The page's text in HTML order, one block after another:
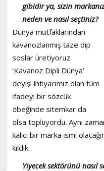
gibidir ya, sizin
neden ve nasıl seçtiniz?
Dünya mutfaklarından
kavanozlanmış taze dip
soslar üretiyoruz.
‘Kavanoz Dipli Dünya’
deyişi ihtiyacımız olan tüm
ifadeyi bir sözcük
öbeğinde sitemkar da
olsa topluyordu. Aynı
kalıcı bir marka ismi
kıldık.
Yiyecek sektörünü nasıl